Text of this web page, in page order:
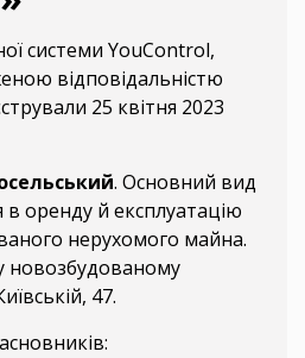
системи YouControl,
відповідальністю
25 квітня 2023
. Основний вид
в оренду й експлуатацію
нерухомого майна.
новозбудованому
47.